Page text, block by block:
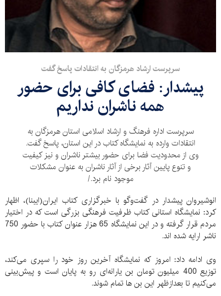
سرپرست ارشاد هرمزگان به انتقادات پاسخ گفت
پیشدار: فضای کافی برای حضور
همه ناشران نداریم
سرپرست اداره فرهنگ و ارشاد اسلامی استان هرمزگان به
انتقادات وارده به نمایشگاه کتاب در این استان، پاسخ گفت.
وی از محدودیت فضا برای حضور بیشتر ناشران و نیز کیفیت
و تنوع پایین آثار برخی از آثار ناشران به عنوان مشکلات
موجود نام برد./
انوشیروان پیشدار در گفت‌وگو با خبرگزاری کتاب ایران(ایبنا)، اظهار
کرد: نمایشگاه استانی کتاب ظرفیت فرهنگی بزرگی است که در اختیار
مردم قرار گرفته و در این نمایشگاه 65 هزار عنوان کتاب با حضور 750
ناشر ارایه شده اند.
وی ادامه داد: امروز که نمایشگاه آخرین روز خود را سپری می‌کند،
توزیع 400 میلیون تومان بن یارانه‌ای رو به پایان است و پیش‌بینی
می‌کنیم تا بعدازظهر این بن ها تمام شوند.